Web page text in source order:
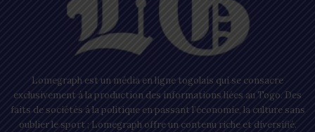
Lomegraph est un média en ligne togolais qui se consacre
exclusivement à la production des informations liées au Togo. Des
faits de sociétés à la politique en passant l’économie, la culture sans
oublier le sport ; Lomegraph offre un contenu riche et diversifié.